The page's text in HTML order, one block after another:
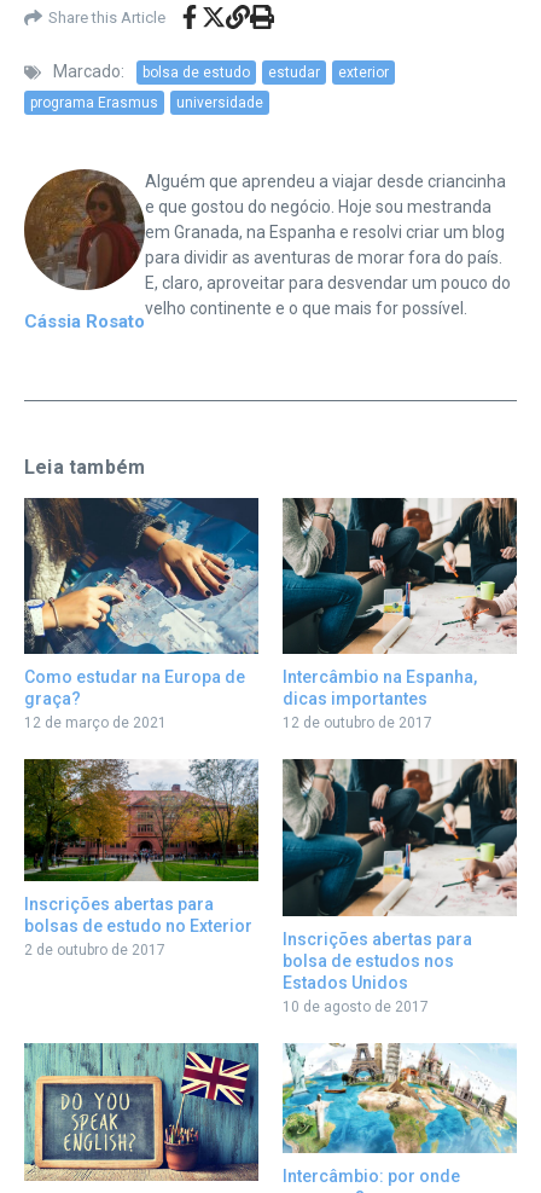
Share this Article
Marcado: bolsa de estudo estudar
exterior
programa Erasmus
universidade
Cássia Rosato
Alguém que aprendeu a viajar desde criancinha
e que gostou do negócio. Hoje sou mestranda
em Granada, na Espanha e resolvi criar um blog
para dividir as aventuras de morar fora do país.
E, claro, aproveitar para desvendar um pouco do
velho continente e o que mais for possível.
Leia também
Como estudar na Europa de
graça?
12 de março de 2021
Intercâmbio na Espanha,
dicas importantes
12 de outubro de 2017
Inscrições abertas para
bolsas de estudo no Exterior
2 de outubro de 2017
Inscrições abertas para
bolsa de estudos nos
Estados Unidos
10 de agosto de 2017
Intercâmbio: por onde